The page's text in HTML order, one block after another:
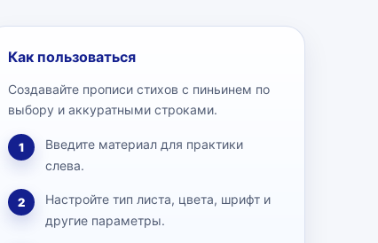
Как пользоваться
Создавайте прописи стихов с пиньинем по
выбору и аккуратными строками.
1
Введите материал для практики
слева.
2
Настройте тип листа, цвета, шрифт и
другие параметры.